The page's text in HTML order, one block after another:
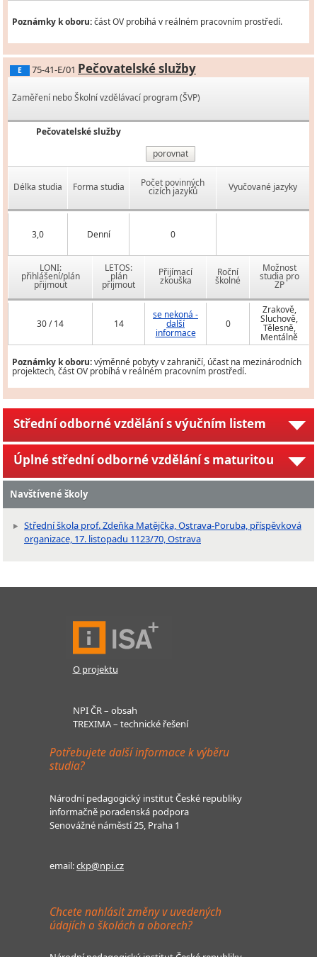
Poznámky k oboru:část OV probíhá v reálném pracovním prostředí.
E 75-41-E/01 Pečovatelské služby
Zaměření nebo Školní vzdělávací program (ŠVP)
Pečovatelské služby
porovnat
Délka studia Forma studia Počet povinných
cizích jazyků Vyučované jazyky
3,0 Denní 0
LONI:
přihlášení/plán
přijmout
LETOS:
plán
přijmout
Přijímací
zkouška
Roční
školné
Možnost
studia pro
ZP
30 / 14 14
se nekoná -
další
informace
0
Zrakově,
Sluchově,
Tělesně,
Mentálně
Poznámky k oboru:výměnné pobyty v zahraničí, účast na mezinárodních
projektech, část OV probíhá v reálném pracovním prostředí.
Střední odborné vzdělání s výučním listem
Úplné střední odborné vzdělání s maturitou
Navštívené školy
Střední škola prof. Zdeňka Matějčka, Ostrava-Poruba, příspěvková
organizace, 17. listopadu 1123/70, Ostrava
O projektu
NPI ČR – obsah
TREXIMA – technické řešení
Potřebujete další informace k výběru
studia?
Národní pedagogický institut České republiky
informačně poradenská podpora
Senovážné náměstí 25, Praha 1
email:ckp@npi.cz
Chcete nahlásit změny v uvedených
údajích o školách a oborech?